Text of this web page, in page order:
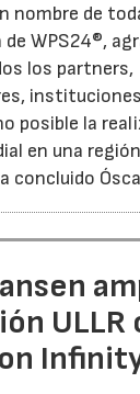
nombre de
WPS24®,
los partners,
posible la
en una
concluido
ULLR